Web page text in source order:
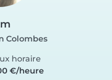
Colombes
horaire
€/heure